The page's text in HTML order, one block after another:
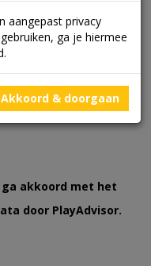
ga akkoord met het
door PlayAdvisor.
aangepast privacy
ga je hiermee
Akkoord & doorgaan